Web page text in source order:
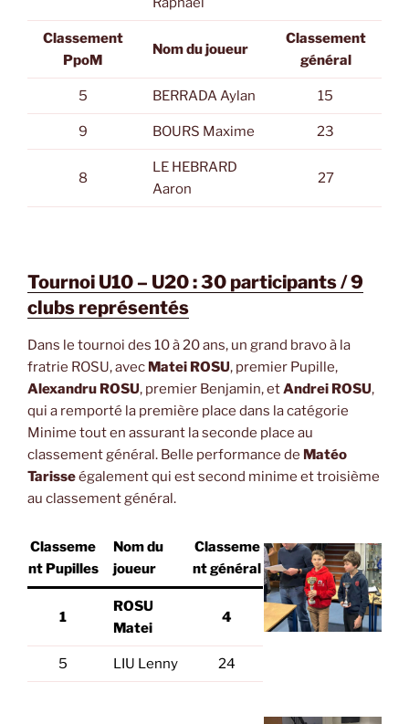
Classement
PpoM
Nom du joueur
Classement
général
5 BERRADA Aylan 15
9 BOURS Maxime 23
8
LE HEBRARD
Aaron
27
Tournoi U10 – U20 : 30 participants / 9
clubs représentés
Dans le tournoi des 10 à 20 ans, un grand bravo à la
fratrie ROSU, avec Matei ROSU, premier Pupille,
Alexandru ROSU, premier Benjamin, etAndrei ROSU,
qui a remporté la première place dans la catégorie
Minime tout en assurant la seconde place au
classement général. Belle performance de Matéo
Tarisseégalement qui est second minime et troisième
au classement général.
Classeme
nt Pupilles
Nom du
joueur
Classeme
nt général
1
ROSU
Matei
4
5 LIU Lenny 24